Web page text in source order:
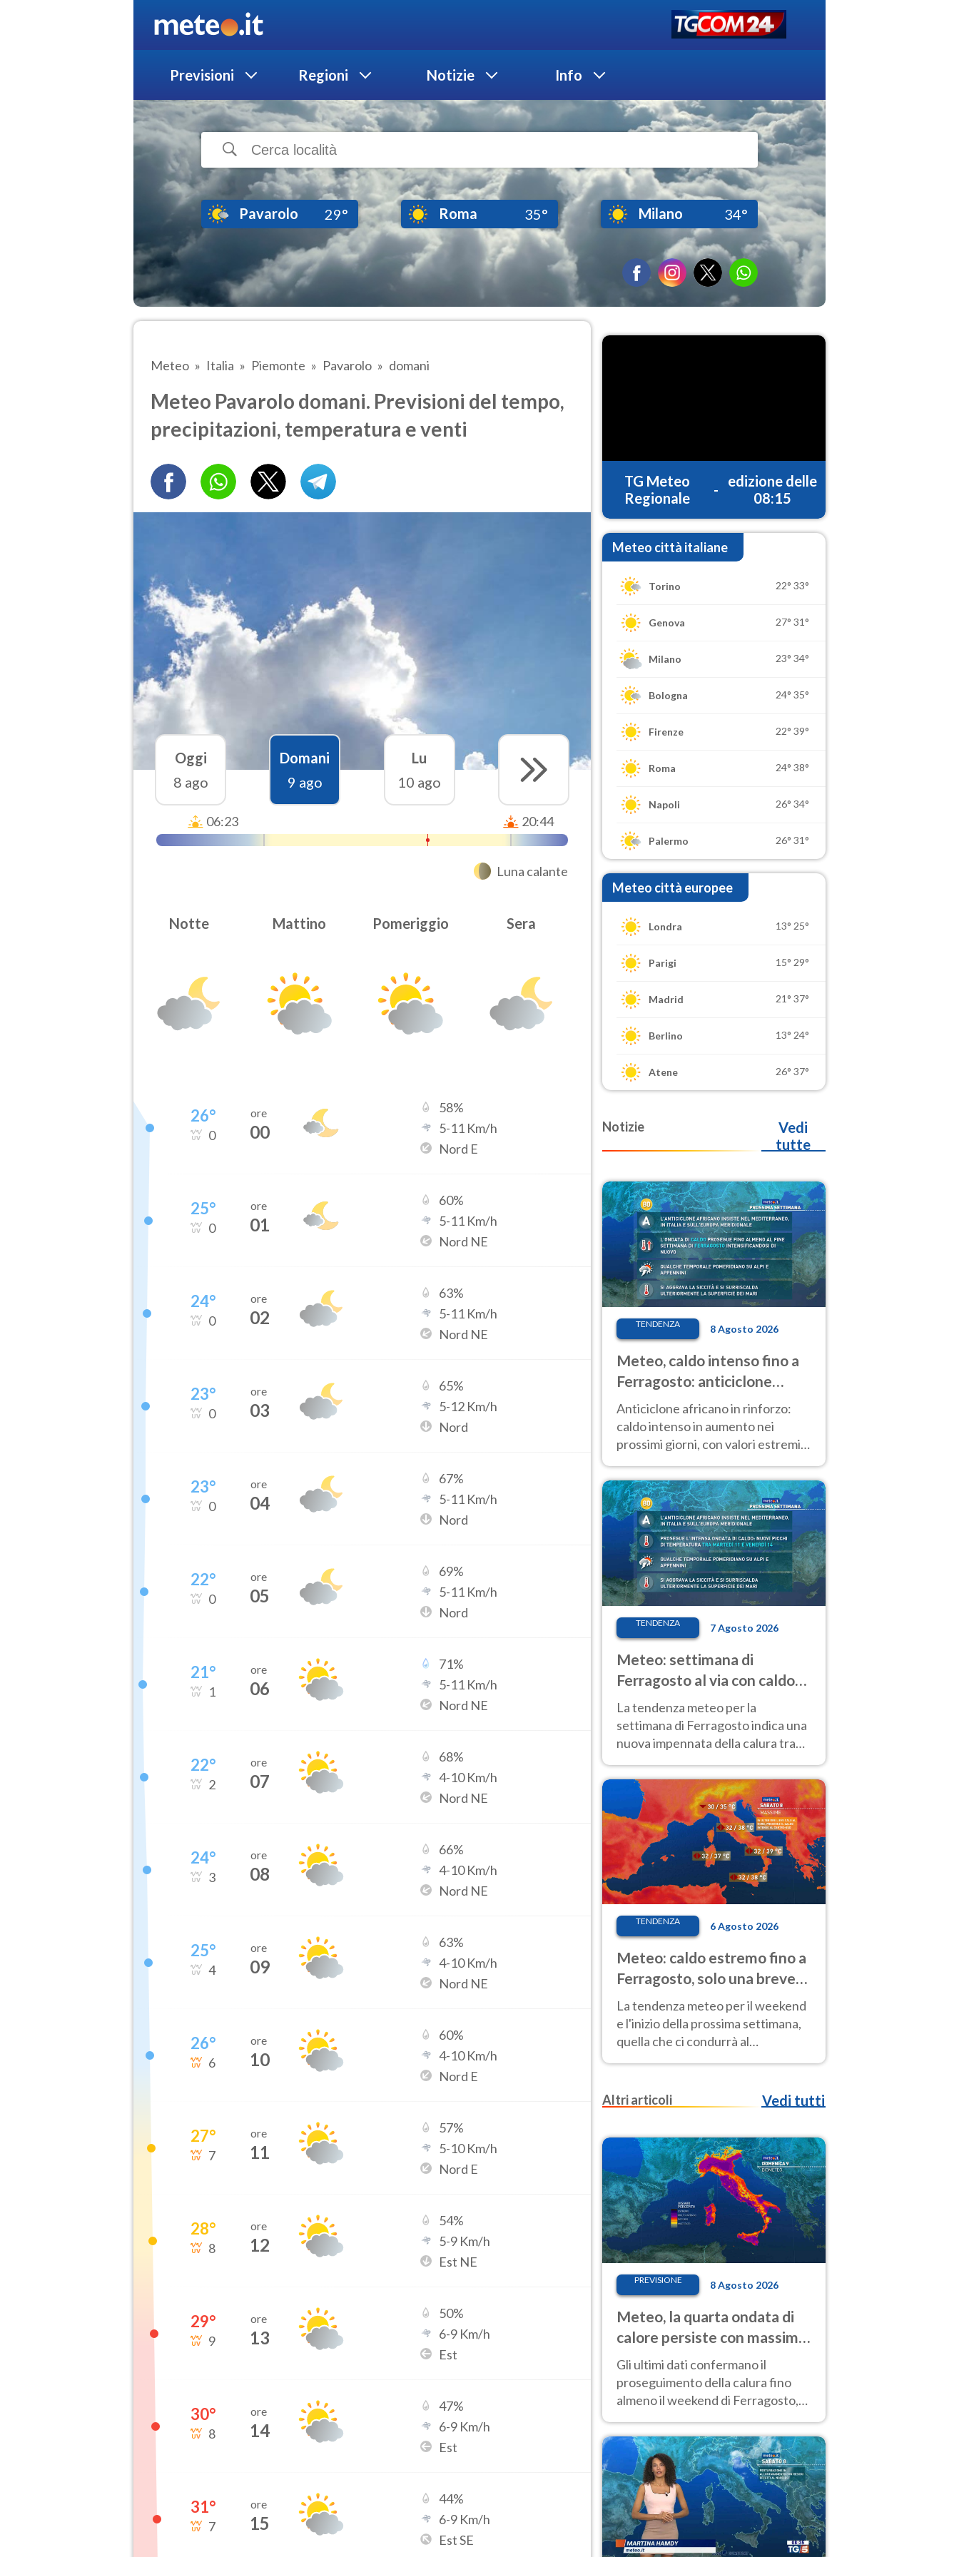
Previsioni Regioni Notizie Info
Pavarolo 29° Roma 35° Milano 34°
Meteo Italia Piemonte Pavarolo domani
Meteo Pavarolo domani. Previsioni del tempo,
precipitazioni, temperatura e venti
Oggi
8 ago
Domani
9 ago
Lu
10 ago
06:23 20:44
Luna calante
Notte Mattino Pomeriggio Sera
26°
0
ore
00
58%
5-11 Km/h
Nord E
25°
0
ore
01
60%
5-11 Km/h
Nord NE
24°
0
ore
02
63%
5-11 Km/h
Nord NE
23°
0
ore
03
65%
5-12 Km/h
Nord
23°
0
ore
04
67%
5-11 Km/h
Nord
22°
0
ore
05
69%
5-11 Km/h
Nord
21°
1
ore
06
71%
5-11 Km/h
Nord NE
22°
2
ore
07
68%
4-10Km/h
Nord NE
24°
3
ore
08
66%
4-10Km/h
Nord NE
25°
4
ore
09
63%
4-10Km/h
Nord NE
26°
6
ore
10
60%
4-10Km/h
Nord E
27°
7
ore
11
57%
5-10Km/h
Nord E
28°
8
ore
12
54%
5-9 Km/h
Est NE
29°
9
ore
13
50%
6-9 Km/h
Est
30°
8
ore
14
47%
6-9 Km/h
Est
31°
7
ore
15
44%
6-9 Km/h
Est SE
TG Meteo
Regionale
-
edizione delle
08:15
Meteo città italiane
Torino 22° 33°
Genova 27° 31°
Milano 23° 34°
Bologna 24° 35°
Firenze 22° 39°
Roma 24° 38°
Napoli 26° 34°
Palermo 26° 31°
Meteo città europee
Londra 13° 25°
Parigi 15° 29°
Madrid 21° 37°
Berlino 13° 24°
Atene 26° 37°
Notizie
Vedi
tutte
TENDENZA 8 Agosto 2026
Meteo, caldo intenso fino a
Ferragosto: anticiclone
africano ancora
protagonista
Anticiclone africano in rinforzo:
caldo intenso in aumento nei
prossimi giorni, con valori estremi
d’Italia
TENDENZA 7 Agosto 2026
Meteo: settimana di
Ferragosto al via con caldo
intenso e qualche temporale
La tendenza meteo per la
settimana di Ferragosto indica una
nuova impennata della calura tra
anche al Nord.
TENDENZA 6 Agosto 2026
Meteo: caldo estremo fino a
Ferragosto, solo una breve
pausa. Ecco dove
La tendenza meteo per il weekend
e l'inizio della prossima settimana,
quella che ci condurrà al
Ferragosto, vede ancora
Altri articoli
Vedi tutti
PREVISIONE 8 Agosto 2026
Meteo, la quarta ondata di
calore persiste con massime
sempre molto elevate
Gli ultimi dati confermano il
proseguimento della calura fino
almeno il weekend di Ferragosto,
intensificazione prossima
settimana